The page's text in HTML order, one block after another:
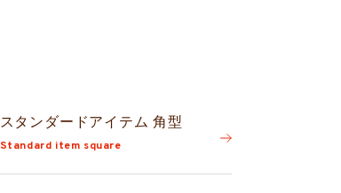
スタンダードアイテム 角型
Standard item square